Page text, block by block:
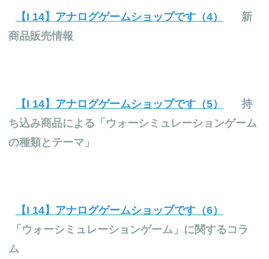
【I 14】アナログゲームショップです（4）
新
商品販売情報
【I 14】アナログゲームショップです（5）
持
ち込み商品による「ウォーシミュレーションゲーム
の種類とテーマ」
【I 14】アナログゲームショップです（6）
「ウォーシミュレーションゲーム」に関するコラ
ム